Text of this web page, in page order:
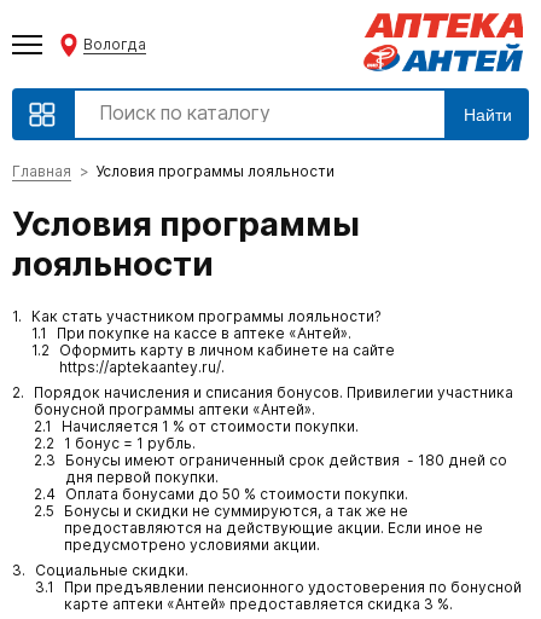
Вологда
Найти
Главная Условия программы лояльности
Условия программы
лояльности
Как стать участником программы лояльности?
При покупке на кассе в аптеке «Антей».
Оформить карту в личном кабинете на сайте
https://aptekaantey.ru/.
Порядок начисления и списания бонусов. Привилегии участника
бонусной программы аптеки «Антей».
Начисляется 1 % от стоимости покупки.
1 бонус = 1 рубль.
Бонусы имеют ограниченный срок действия - 180 дней со
дня первой покупки.
Оплата бонусами до 50 % стоимости покупки.
Бонусы и скидки не суммируются, а так же не
предоставляются на действующие акции. Если иное не
предусмотрено условиями акции.
Социальные скидки.
При предъявлении пенсионного удостоверения по бонусной
карте аптеки «Антей» предоставляется скидка 3 %.